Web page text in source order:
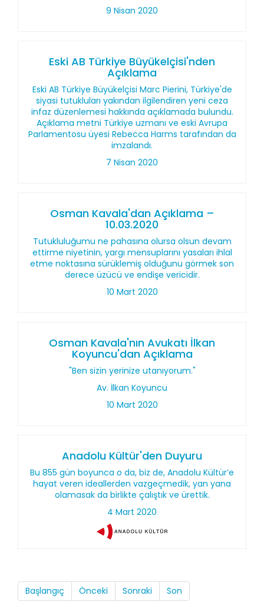
9 Nisan 2020
Eski AB Türkiye Büyükelçisi'nden
Açıklama
Eski AB Türkiye Büyükelçisi Marc Pierini, Türkiye'de
siyasi tutukluları yakından ilgilendiren yeni ceza
infaz düzenlemesi hakkında açıklamada bulundu.
Açıklama metni Türkiye uzmanı ve eski Avrupa
Parlamentosu üyesi Rebecca Harms tarafından da
imzalandı.
7 Nisan 2020
Osman Kavala'dan Açıklama –
10.03.2020
Tutukluluğumu ne pahasına olursa olsun devam
ettirme niyetinin, yargı mensuplarını yasaları ihlal
etme noktasına sürüklemiş olduğunu görmek son
derece üzücü ve endişe vericidir.
10 Mart 2020
Osman Kavala'nın Avukatı İlkan
Koyuncu'dan Açıklama
"Ben sizin yerinize utanıyorum."
Av. İlkan Koyuncu
10 Mart 2020
Anadolu Kültür'den Duyuru
Bu 855 gün boyunca o da, biz de, Anadolu Kültür’e
hayat veren ideallerden vazgeçmedik, yan yana
olamasak da birlikte çalıştık ve ürettik.
4 Mart 2020
Başlangıç Önceki Sonraki Son